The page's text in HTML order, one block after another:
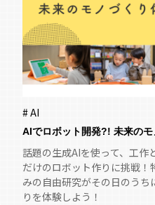
# AI
AIでロボット開発?! 未来の
話題の生成AIを使って、工作
だけのロボット作りに挑戦
みの自由研究がその日のうち
りを体験しよう！